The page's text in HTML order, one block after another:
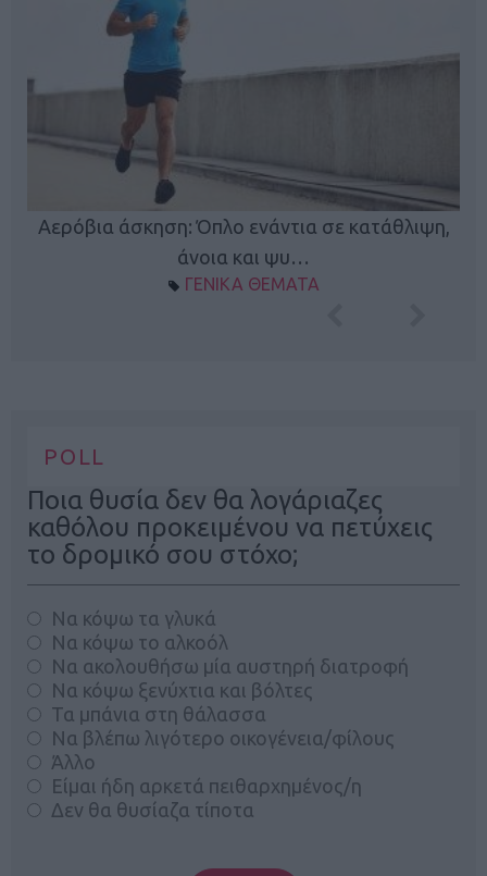
Αερόβια άσκηση: Όπλο ενάντια σε κατάθλιψη,
άνοια και ψυ…
ΓΕΝΙΚΑ ΘΕΜΑΤΑ
POLL
Ποια θυσία δεν θα λογάριαζες
καθόλου προκειμένου να πετύχεις
το δρομικό σου στόχο;
Να κόψω τα γλυκά
Να κόψω το αλκοόλ
Να ακολουθήσω μία αυστηρή διατροφή
Να κόψω ξενύχτια και βόλτες
Τα μπάνια στη θάλασσα
Να βλέπω λιγότερο οικογένεια/φίλους
Άλλο
Είμαι ήδη αρκετά πειθαρχημένος/η
Δεν θα θυσίαζα τίποτα